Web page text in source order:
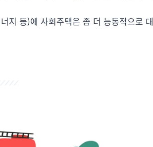
지 등)에 사회주택은 좀 더 능동적으로 대